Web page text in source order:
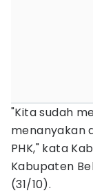
"Kita sudah
menanyakan
PHK," kata
Kabupaten
(31/10).